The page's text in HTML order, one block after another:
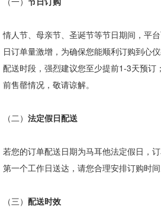
情人节、母亲节、圣诞节等节日期间，平
日订单量激增，为确保您能顺利订购到心
配送时段，强烈建议您至少提前1-3天预订
前售罄情况，敬请谅解。
（二） 法定假日配送
若您的订单配送日期为马耳他法定假日，
第一个工作日送达，请您合理安排订购时间
（三） 配送时效